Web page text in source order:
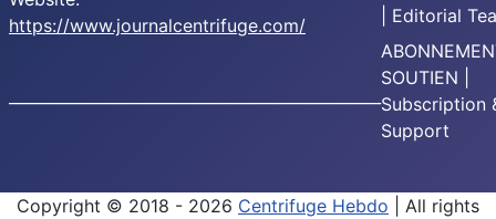
https://www.journalcentrifuge.com/
| Editorial
SOUTIEN |
Subscription
Support
Copyright © 2018 - 2026 Centrifuge Hebdo | All rights